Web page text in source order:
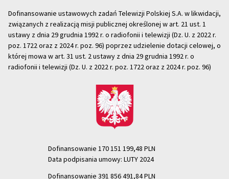
Dofinansowanie ustawowych zadań Telewizji Polskiej S.A. w likwidacji,
związanych z realizacją misji publicznej określonej w art. 21 ust. 1
ustawy z dnia 29 grudnia 1992 r. o radiofonii i telewizji (Dz. U. z 2022 r.
poz. 1722 oraz z 2024 r. poz. 96) poprzez udzielenie dotacji celowej, o
której mowa w art. 31 ust. 2 ustawy z dnia 29 grudnia 1992 r. o
radiofonii i telewizji (Dz. U. z 2022 r. poz. 1722 oraz z 2024 r. poz. 96)
Dofinansowanie 170 151 199,48 PLN
Data podpisania umowy: LUTY 2024
Dofinansowanie 391 856 491,84 PLN